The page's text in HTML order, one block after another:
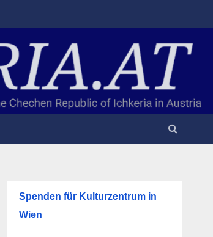
Spenden für Kulturzentrum in
Wien